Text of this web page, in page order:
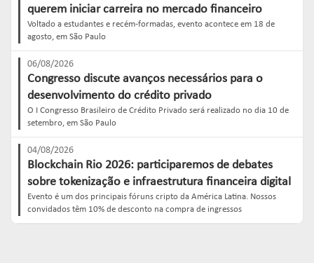
querem iniciar carreira no mercado financeiro
Voltado a estudantes e recém-formadas, evento acontece em 18 de
agosto, em São Paulo
06/08/2026
Congresso discute avanços necessários para o
desenvolvimento do crédito privado
O I Congresso Brasileiro de Crédito Privado será realizado no dia 10 de
setembro, em São Paulo
04/08/2026
Blockchain Rio 2026: participaremos de debates
sobre tokenização e infraestrutura financeira digital
Evento é um dos principais fóruns cripto da América Latina. Nossos
convidados têm 10% de desconto na compra de ingressos